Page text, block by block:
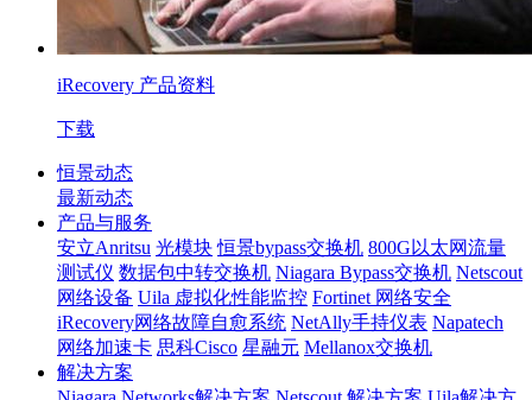
iRecovery 产品资料
下载
恒景动态
最新动态
产品与服务
安立Anritsu 光模块 恒景bypass交换机 800G以太网流量
测试仪 数据包中转交换机 Niagara Bypass交换机 Netscout
网络设备 Uila 虚拟化性能监控 Fortinet 网络安全
iRecovery网络故障自愈系统 NetAlly手持仪表 Napatech
网络加速卡 思科Cisco 星融元 Mellanox交换机
解决方案